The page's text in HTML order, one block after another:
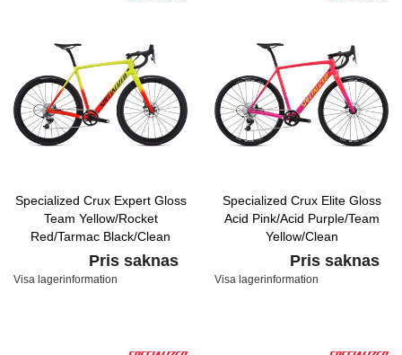
Specialized Crux Expert Gloss
Team Yellow/Rocket
Red/Tarmac Black/Clean
Pris saknas
Visa lagerinformation
Specialized Crux Elite Gloss
Acid Pink/Acid Purple/Team
Yellow/Clean
Pris saknas
Visa lagerinformation